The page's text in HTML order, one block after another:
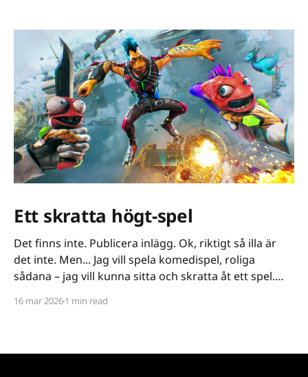
Ett skratta högt-spel
Det finns inte. Publicera inlägg. Ok, riktigt så illa är
det inte. Men... Jag vill spela komedispel, roliga
sådana – jag vill kunna sitta och skratta åt ett spel.
på ett kiss och bajs-spår eller så lutar de sig på
16 mar 20261 min read